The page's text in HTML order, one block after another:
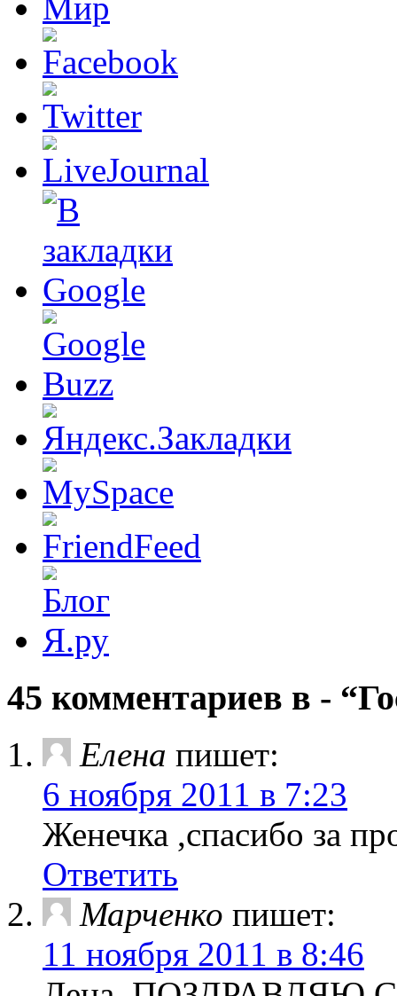
45 комментариев в -
Елена пишет:
6 ноября 2011 в 7:23
Женечка ,спасибо за
Ответить
Марченко пишет:
11 ноября 2011 в 8:46